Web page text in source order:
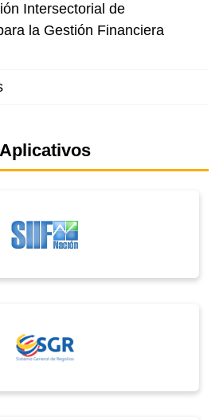
Intersectorial de
la Gestión Financiera
Aplicativos